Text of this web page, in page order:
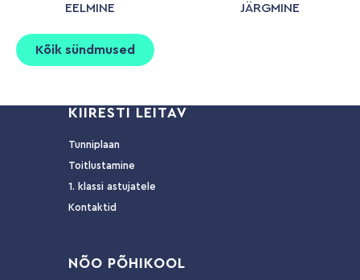
EELMINE JÄRGMINE
Kõik sündmused
KIIRESTI LEITAV
Tunniplaan
Toitlustamine
1. klassi astujatele
Kontaktid
NÕO PÕHIKOOL